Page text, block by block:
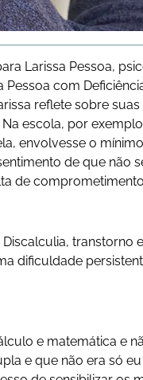
Larissa Pessoa,
com
reflete sobre
escola, por
envolvesse o
de que não
de
transtorno
dificuldade
e matemática e
e que não era só